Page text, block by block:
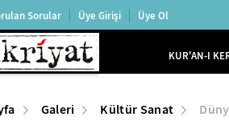
Sorular Üye Girişi Üye Ol
KUR'AN-I
Galeri Kültür Sanat